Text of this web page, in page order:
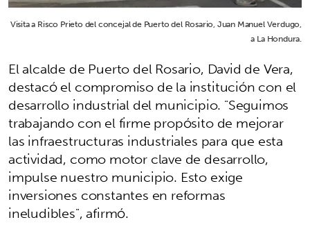
Visita a Risco Prieto del concejal de Puerto del Rosario, Juan Manuel Verdugo,
a La Hondura.
El alcalde de Puerto del Rosario, David de Vera,
destacó el compromiso de la institución con el
desarrollo industrial del municipio. "Seguimos
trabajando con el firme propósito de mejorar
las infraestructuras industriales para que esta
actividad, como motor clave de desarrollo,
impulse nuestro municipio. Esto exige
inversiones constantes en reformas
ineludibles", afirmó.